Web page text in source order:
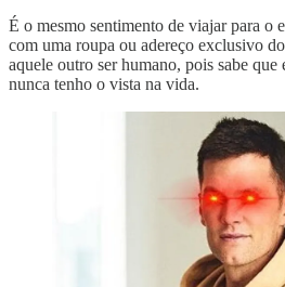
É o mesmo sentimento de viajar para o
com uma roupa ou adereço exclusivo
aquele outro ser humano, pois sabe que
nunca tenho o vista na vida.